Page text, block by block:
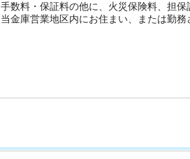
手数料・保証料の他に、火災保険料、担保
当金庫営業地区内にお住まい、または勤